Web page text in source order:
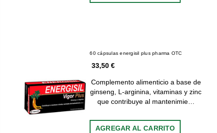
60 cápsulas energisil plus pharma OTC
33,50 €
Complemento alimenticio a base de
ginseng, L-arginina, vitaminas y zinc
que contribuye al mantenimie…
AGREGAR AL CARRITO